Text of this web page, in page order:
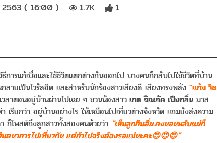
2563 ( 16:00 ) 1.7K 1
การแก้เบื่อและใช้ชีวิตแตกต่างกันออกไป บางคนก็กลับไปใช้ชีวิตที่บ้าน
ยเป็นไวรัลฮิต และสำหรับนักร้องสาวเสียงดี เสียงทรงพลัง "แก้ม วิช
ลาตอนอยู่บ้านผ่านไปเฉย ๆ ชวนน้องสาว เกต จิณภัค เปียกลิ่น มาส
เรียกว่า อยู่บ้านอย่างไร ให้เหมือนไปเที่ยวต่างจังหวัด แถมยังส่งความ
โพสต์ถึงลูกสาวทั้งสองคนด้วยว่า "เห็นลูกกินอิ่ม.คงนอนหลับแม่ก็
นาการไปเที่ยวกัน แต่ถ้าไปจริงต้องรอแม่นะคะ😍😍😍"